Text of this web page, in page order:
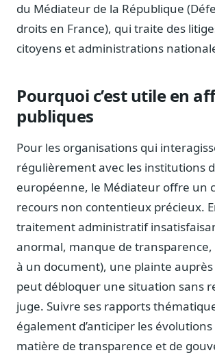
du Médiateur de la République
droits en France), qui traite des
citoyens et administrations
Pourquoi c’est utile en
publiques
Pour les organisations qui
régulièrement avec les institutions
européenne, le Médiateur offre un
recours non contentieux précieux.
traitement administratif
anormal, manque de transparence,
à un document), une plainte
peut débloquer une situation sans
juge. Suivre ses rapports
également d’anticiper les
matière de transparence et de